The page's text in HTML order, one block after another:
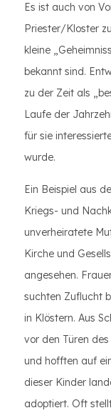
Es ist auch von
Priester/Kloster
kleine
bekannt sind.
zu der Zeit als
Laufe der
für sie
wurde.
Ein Beispiel aus
Kriegs- und
unverheiratete
Kirche und
angesehen.
suchten Zuflucht
in Klöstern. Aus
vor den Türen
und hofften auf
dieser Kinder
adoptiert. Oft